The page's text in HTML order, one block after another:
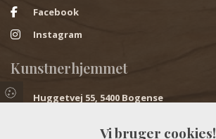
Facebook
Instagram
Kunstnerhjemmet
Huggetvej 55, 5400 Bogense
Vi bruger cookies!